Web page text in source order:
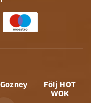
Följ HOT
WOK